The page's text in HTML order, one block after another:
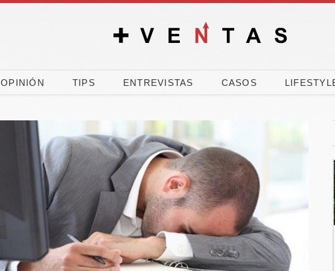
OPINIÓN TIPS ENTREVISTAS CASOS
El 90% de los
españoles vota a
El verano dispara la
carrera por comprar